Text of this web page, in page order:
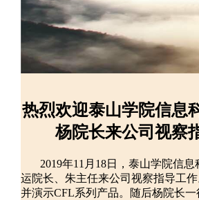
热烈欢迎泰山学院信息
杨院长来公司视察
2019年11月18日，泰山学院信息
运院长、朱主任来公司视察指导工
并演示CFL系列产品。随后杨院长